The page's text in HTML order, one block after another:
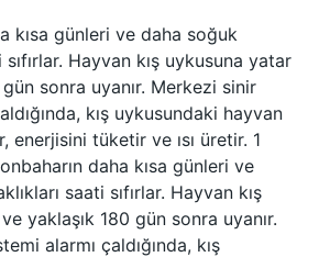
kısa günleri ve daha soğuk
sıfırlar. Hayvan kış uykusuna yatar
sonra uyanır. Merkezi sinir
kış uykusundaki hayvan
enerjisini tüketir ve ısı üretir. 1
daha kısa günleri ve
saati sıfırlar. Hayvan kış
yaklaşık 180 gün sonra uyanır.
alarmı çaldığında, kış